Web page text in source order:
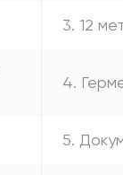
3. 12
4.
5.